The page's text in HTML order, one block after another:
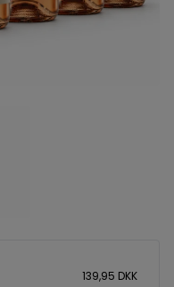
139,95 DKK